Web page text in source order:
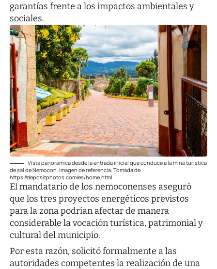
garantías frente a los impactos ambientales y
sociales.
Vista panorámica desde la entrada inicial que conduce a la mina turística
de sal de Nemocon. Imagen de referencia. Tomada de
https://depositphotos.com/es/home.html
El mandatario de los nemoconenses aseguró
que los tres proyectos energéticos previstos
para la zona podrían afectar de manera
considerable la vocación turística, patrimonial y
cultural del municipio.
Por esta razón, solicitó formalmente a las
autoridades competentes la realización de una